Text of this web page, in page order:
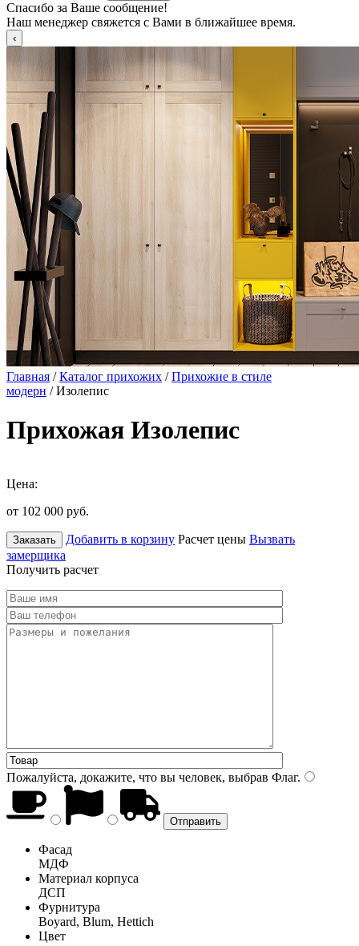
Спасибо за Ваше сообщение!
Наш менеджер свяжется с Вами в ближайшее время.
Главная /Каталог прихожих /Прихожие в стиле
модерн / Изолепис
Прихожая Изолепис
Цена:
от 102 000 руб.
Заказать Добавить в корзину Расчет цены Вызвать
замерщика
Получить расчет
Пожалуйста, докажите, что вы человек, выбрав Флаг.
Фасад
МДФ
Материал корпуса
ДСП
Фурнитура
Boyard, Blum, Hettich
Цвет